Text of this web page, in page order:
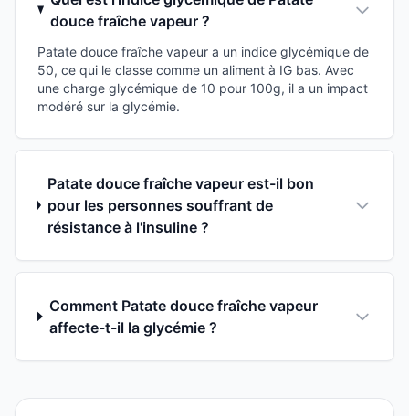
douce fraîche vapeur ?
Patate douce fraîche vapeur a un indice glycémique de
50, ce qui le classe comme un aliment à IG bas. Avec
une charge glycémique de 10 pour 100g, il a un impact
modéré sur la glycémie.
Patate douce fraîche vapeur est-il bon
pour les personnes souffrant de
résistance à l'insuline ?
Comment Patate douce fraîche vapeur
affecte-t-il la glycémie ?